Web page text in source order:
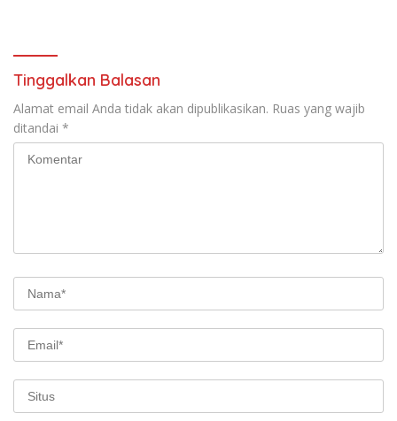
Tinggalkan Balasan
Alamat email Anda tidak akan dipublikasikan. Ruas yang wajib
ditandai *